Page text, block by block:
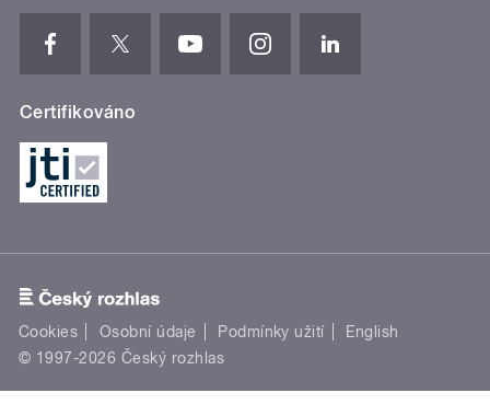
Certifikováno
Cookies Osobní údaje Podmínky užití
English
© 1997-2026 Český rozhlas